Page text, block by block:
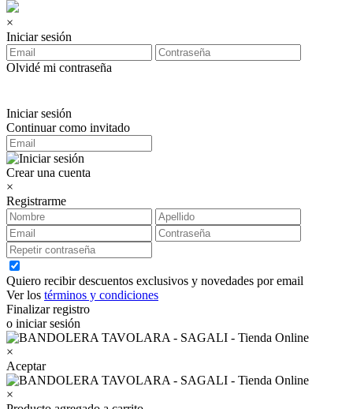
×
Iniciar sesión
Olvidé mi contraseña
Iniciar sesión
Continuar como invitado
Crear una cuenta
×
Registrarme
Quiero recibir descuentos exclusivos y novedades por email
Ver los términos y condiciones
Finalizar registro
o iniciar sesión
×
Aceptar
×